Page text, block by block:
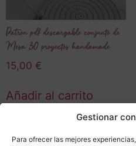
Gestionar
Para ofrecer las mejores
Patrón pdf descargable conjunto de
Mesa 30 proyectos handamade
15,00 €
Añadir al carrito